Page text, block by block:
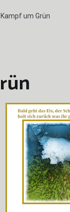
Kampf um Grün